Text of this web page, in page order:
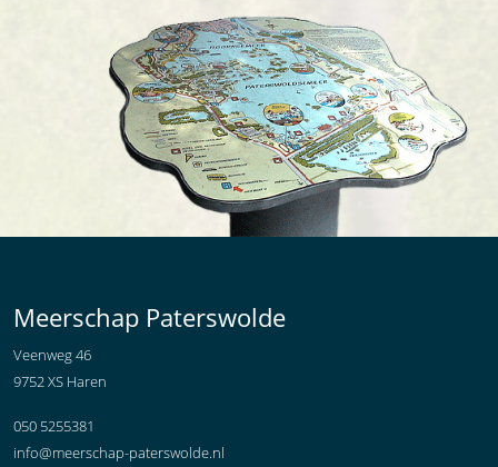
Meerschap Paterswolde
Veenweg 46
9752 XS Haren
050 5255381
info@meerschap-paterswolde.nl